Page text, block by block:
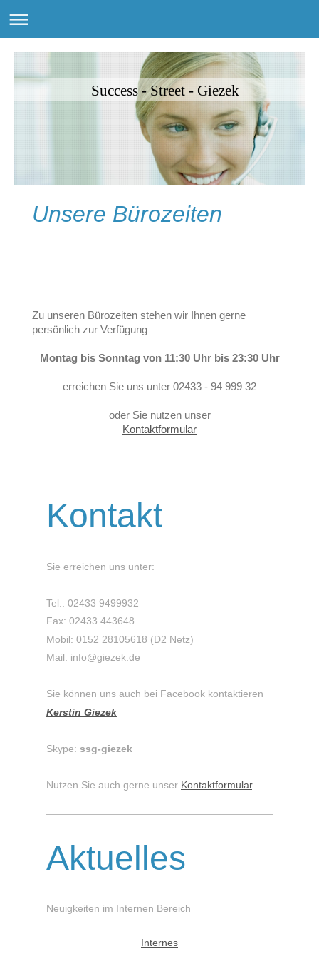
Success - Street - Giezek
Unsere Bürozeiten
Zu unseren Bürozeiten stehen wir Ihnen gerne
persönlich zur Verfügung
Montag bis Sonntag von 11:30 Uhr bis 23:30 Uhr
erreichen Sie uns unter 02433 - 94 999 32
oder Sie nutzen unser
Kontaktformular
Kontakt
Sie erreichen uns unter:
Tel.: 02433 9499932
Fax: 02433 443648
Mobil: 0152 28105618 (D2 Netz)
Mail: info@giezek.de
Sie können uns auch bei Facebook kontaktieren
Kerstin Giezek
Skype: ssg-giezek
Nutzen Sie auch gerne unser Kontaktformular.
Aktuelles
Neuigkeiten im Internen Bereich
Internes